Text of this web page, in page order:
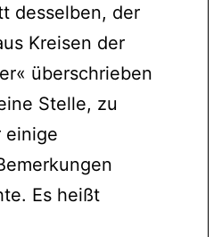
desselben, der
Kreisen der
überschrieben
Stelle, zu
einige
Es heißt